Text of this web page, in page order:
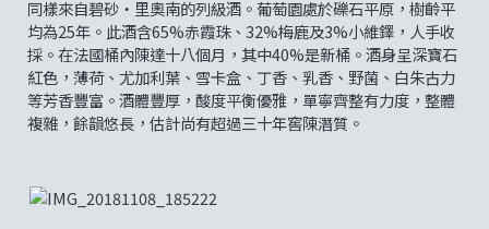
同樣來自碧砂‧里奧南的列級酒。葡萄園處於礫石平原，樹齡平
均為25年。此酒含65%赤霞珠、32%梅鹿及3%小維鐸，人手收
採。在法國桶內陳達十八個月，其中40%是新桶。酒身呈深寶石
紅色，薄荷、尤加利葉、雪卡盒、丁香、乳香、野菌、白朱古力
等芳香豐富。酒體豐厚，酸度平衡優雅，單寧齊整有力度，整體
複雜，餘韻悠長，估計尚有超過三十年窖陳潛質。